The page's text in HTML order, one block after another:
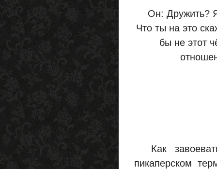
Он: Дружить?
Что ты на это
бы не этот
Как
пикаперском